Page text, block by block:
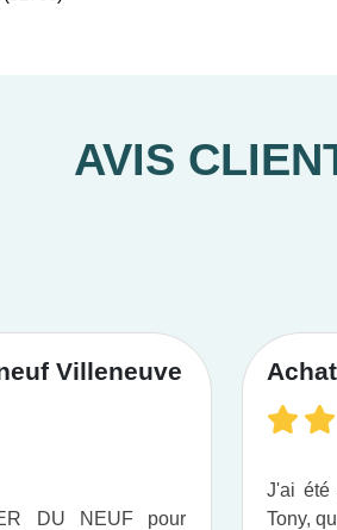
AVIS
Villeneuve
DU NEUF pour
J'ai été
Tony,